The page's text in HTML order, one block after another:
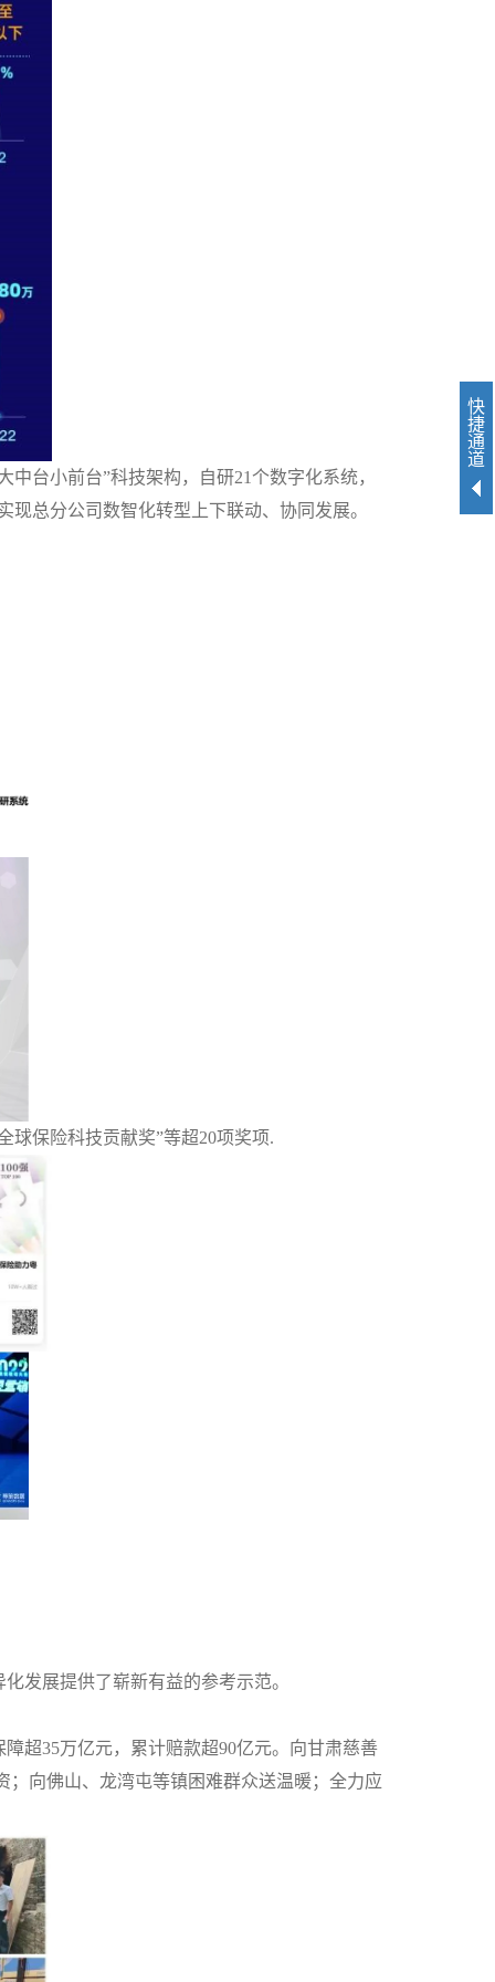
中台小前台”科技架构，自研21个数字化系统，
现总分公司数智化转型上下联动、协同发展。
球保险科技贡献奖”等超20项奖项.
发展提供了崭新有益的参考示范。
障超35万亿元，累计赔款超90亿元。向甘肃慈善
向佛山、龙湾屯等镇困难群众送温暖；全力应
快
捷
通
道